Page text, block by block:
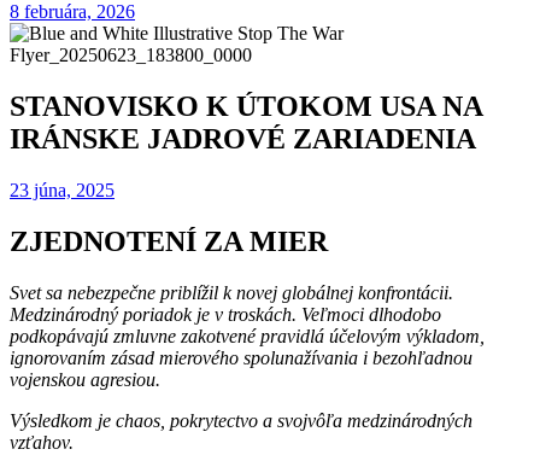
8 februára, 2026
STANOVISKO K ÚTOKOM USA NA
IRÁNSKE JADROVÉ ZARIADENIA
23 júna, 2025
ZJEDNOTENÍ ZA MIER
Svet sa nebezpečne priblížil k novej globálnej konfrontácii.
Medzinárodný poriadok je v troskách. Veľmoci dlhodobo
podkopávajú zmluvne zakotvené pravidlá účelovým výkladom,
ignorovaním zásad mierového spolunažívania i bezohľadnou
vojenskou agresiou.
Výsledkom je chaos, pokrytectvo a svojvôľa medzinárodných
vzťahov.